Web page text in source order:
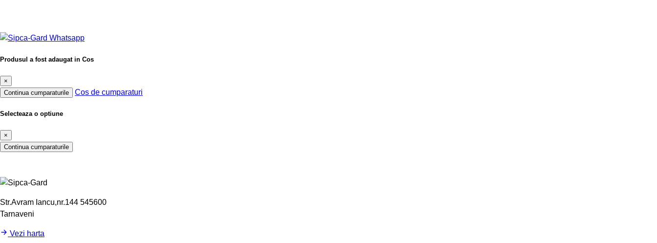
Produsul a fost adaugat in Cos
×
Continua cumparaturile
Cos de cumparaturi
Selecteaza o optiune
×
Continua cumparaturile
Str.Avram Iancu,nr.144 545600
Tarnaveni
Vezi harta